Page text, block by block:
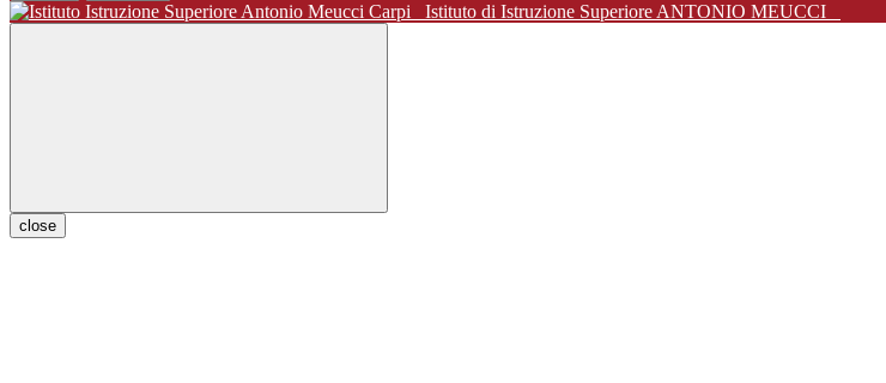
Istituto di Istruzione Superiore ANTONIO MEUCCI
close